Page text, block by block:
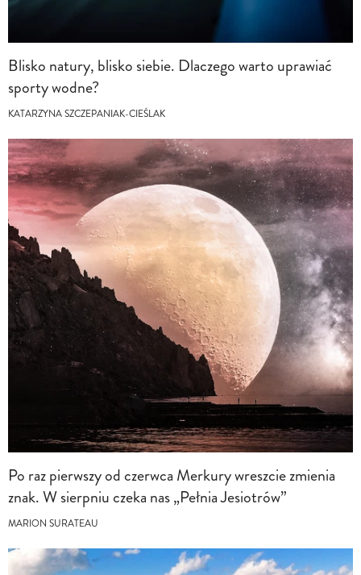
Blisko natury, blisko siebie. Dlaczego warto uprawiać
sporty wodne?
KATARZYNA SZCZEPANIAK-CIEŚLAK
Po raz pierwszy od czerwca Merkury wreszcie zmienia
znak. W sierpniu czeka nas „Pełnia Jesiotrów”
MARION SURATEAU